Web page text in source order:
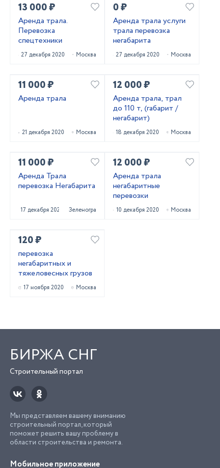
13 000 ₽
Аренда трала.
Перевозка
спецтехники
27 декабря 2020 Москва
0 ₽
Аренда трала услуги
трала перевозка
негабарита
27 декабря 2020 Москва
11 000 ₽
Аренда трала
21 декабря 2020 Москва
12 000 ₽
Аренда трала, трал
до 110 т, (габарит /
негабарит)
18 декабря 2020 Москва
11 000 ₽
Аренда Трала
перевозка Негабарита
17 декабря 2020 Зеленоград
12 000 ₽
Аренда трала
негабаритные
перевозки
10 декабря 2020 Москва
120 ₽
перевозка
негабаритных и
тяжеловесных грузов
17 ноября 2020 Москва
БИРЖА СНГ
Строительный портал
Мы представляем вашему вниманию
строительный портал, который
поможет решить вашу проблему в
области строительства и ремонта.
Мобильное приложение